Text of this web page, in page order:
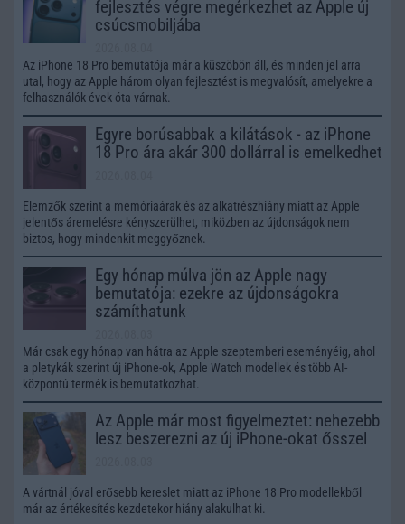
fejlesztés végre megérkezhet az Apple új
csúcsmobiljába
Az iPhone 18 Pro bemutatója már a küszöbön áll, és minden jel arra
utal, hogy az Apple három olyan fejlesztést is megvalósít, amelyekre a
felhasználók évek óta várnak.
Egyre borúsabbak a kilátások - az iPhone
18 Pro ára akár 300 dollárral is emelkedhet
Elemzők szerint a memóriaárak és az alkatrészhiány miatt az Apple
jelentős áremelésre kényszerülhet, miközben az újdonságok nem
biztos, hogy mindenkit meggyőznek.
Egy hónap múlva jön az Apple nagy
bemutatója: ezekre az újdonságokra
számíthatunk
Már csak egy hónap van hátra az Apple szeptemberi eseményéig, ahol
a pletykák szerint új iPhone-ok, Apple Watch modellek és több AI-
központú termék is bemutatkozhat.
Az Apple már most figyelmeztet: nehezebb
lesz beszerezni az új iPhone-okat ősszel
A vártnál jóval erősebb kereslet miatt az iPhone 18 Pro modellekből
már az értékesítés kezdetekor hiány alakulhat ki.